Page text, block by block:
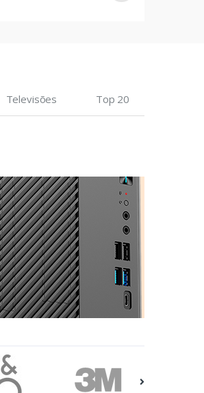
Televisões Top 20
Etiquetas
Epson Premium, 76mm x
35m, 163 g/m²
€7,92